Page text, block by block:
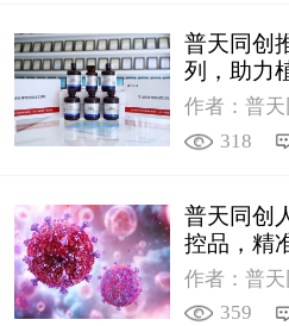
普天同创
列，助力
作者：普天
318
普天同创
控品，精
作者：普天
359